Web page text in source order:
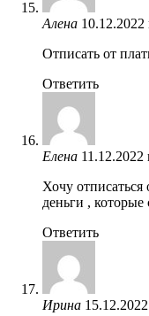
Алена 10.12.2022
Отписать от
Ответить
Елена 11.12.2022
Хочу
деньги , которые
Ответить
Ирина